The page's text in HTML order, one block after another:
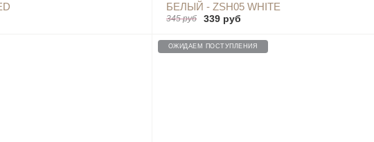
БЕЛЫЙ - ZSH05 WHITE
345 руб 339 руб
ОЖИДАЕМ ПОСТУПЛЕНИЯ